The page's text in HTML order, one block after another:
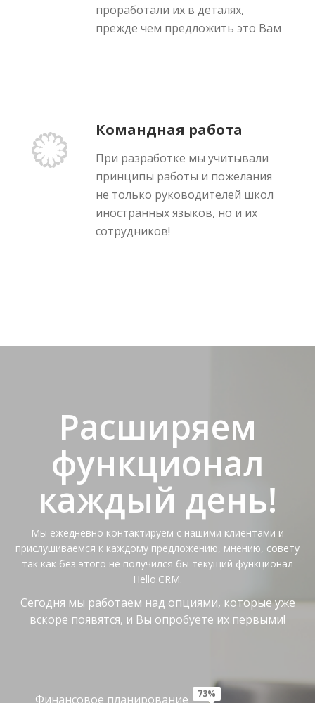
проработали их в деталях,
прежде чем предложить это Вам
Командная работа
При разработке мы учитывали
принципы работы и пожелания
не только руководителей школ
иностранных языков, но и их
сотрудников!
Расширяем
функционал
каждый день!
Мы ежедневно контактируем с нашими клиентами и
прислушиваемся к каждому предложению, мнению, совету
так как без этого не получился бы текущий функционал
Hello.CRM.
Сегодня мы работаем над опциями, которые уже
вскоре появятся, и Вы опробуете их первыми!
Финансовое планирование 73%